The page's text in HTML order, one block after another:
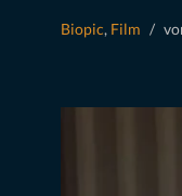
Biopic, Film